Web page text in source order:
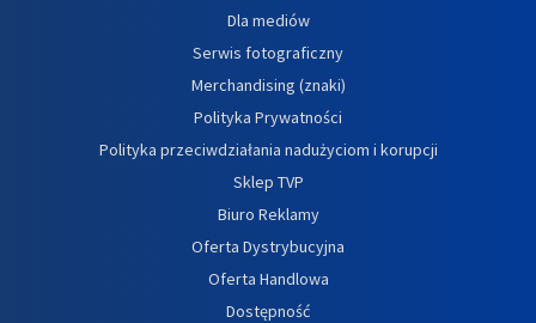
Dla mediów
Serwis fotograficzny
Merchandising (znaki)
Polityka Prywatności
Polityka przeciwdziałania nadużyciom i korupcji
Sklep TVP
Biuro Reklamy
Oferta Dystrybucyjna
Oferta Handlowa
Dostępność